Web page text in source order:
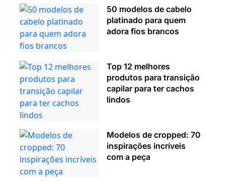
50 modelos de cabelo
platinado para quem
adora fios brancos
Top 12 melhores
produtos para transição
capilar para ter cachos
lindos
Modelos de cropped: 70
inspirações incríveis
com a peça